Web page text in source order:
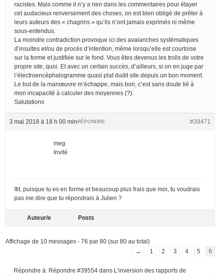
racistes. Mais comme il n’y a rien dans les commentaires pour étayer
cet audacieux renversement des choses, on est bien obligé de prêter à
leurs auteurs des « chagrins » qu’ils n’ont jamais exprimés ni même
sous-entendus.
La moindre contradiction provoque ici des avalanches systématiques
d’insultes et/ou de procès d’intention, même lorsqu’elle est courtoise
sur la forme et justifiée sur le fond. Vous êtes devenus les trolls de votre
propre site, quoi. Et avec un certain succès, d’ailleurs, si on en juge par
l’électroencéphalogramme quasi plat dudit site depuis un bon moment.
Le but de la manœuvre m’échappe, mais bon, c’est sans doute lié à
mon incapacité à calculer des moyennes (?).
Salutations
3 mai 2018 à 18 h 00 min #39471
RÉPONDRE
meg
Invité
Itit, puisque tu es en forme et beaucoup plus frais que moi, tu voudrais
pas me dire que tu répondrais à Julien ?
Auteur/e Posts
Affichage de 10 messages - 76 par 80 (sur 80 au total)
←
1 2 3 4 5 6
Répondre à: Répondre #39554 dans L’inversion des rapports de